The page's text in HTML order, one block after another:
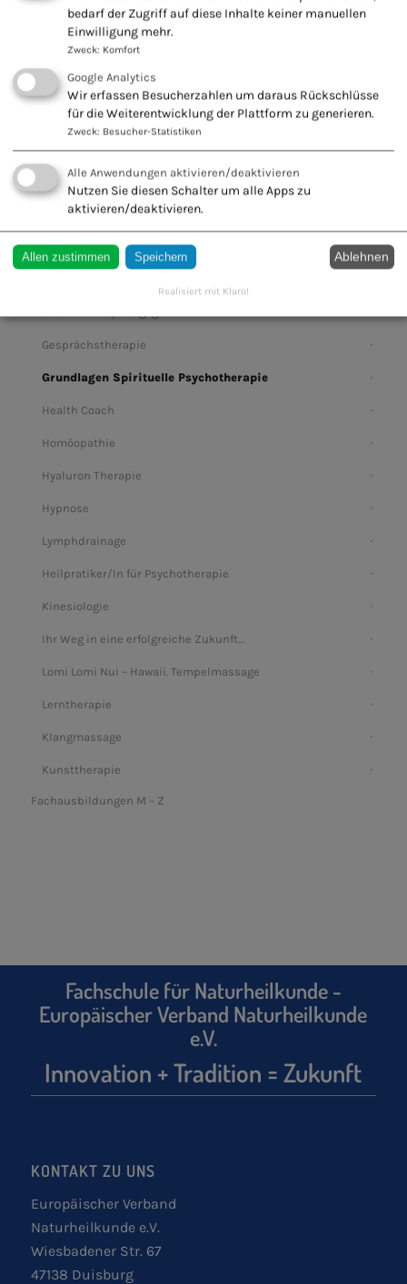
Fachausbildungen A – F
Fachausbildungen G – L
Ganzheitliche Psychosomatik
Ganzheitliche Zahnmedizin
Integrative Autismustherapie
Integrative Lerntherapie
Klostermedizin
Gesprächstherapie
Grundlagen Spirituelle Psychotherapie
Health Coach
Homöopathie
Hyaluron Therapie
Hypnose
Lymphdrainage
Heilpratiker/In für Psychotherapie
Kinesiologie
Ihr Weg in eine erfolgreiche Zukunft…
Lomi Lomi Nui – Hawaii. Tempelmassage
Lerntherapie
Klangmassage
Kunsttherapie
Fachausbildungen M – Z
Fachschule für Naturheilkunde -
Europäischer Verband Naturheilkunde
e.V.
Innovation + Tradition = Zukunft
KONTAKT ZU UNS
Europäischer Verband
Naturheilkunde e.V.
Wiesbadener Str. 67
47138 Duisburg
bedarf der Zugriff auf diese Inhalte keiner manuellen
Einwilligung mehr.
Zweck: Komfort
Google Analytics
Wir erfassen Besucherzahlen um daraus Rückschlüsse
für die Weiterentwicklung der Plattform zu generieren.
Zweck: Besucher-Statistiken
Alle Anwendungen aktivieren/deaktivieren
Nutzen Sie diesen Schalter um alle Apps zu
aktivieren/deaktivieren.
Allen zustimmen Speichern Ablehnen
Realisiert mit Klaro!